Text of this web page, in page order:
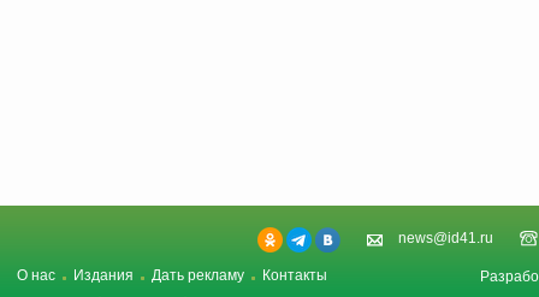
news@id41.ru
О нас Издания Дать рекламу Контакты